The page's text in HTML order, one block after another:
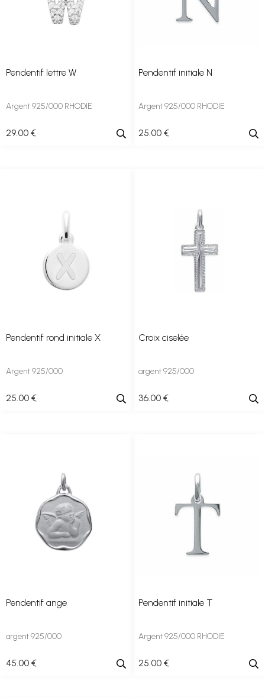
Pendentif lettre W
Argent 925/000 RHODIE
29.00 €
Pendentif initiale N
Argent 925/000 RHODIE
25 .00 €
Pendentif rond initiale X
Argent 925/000
25 .00 €
Croix ciselée
argent 925/000
36.00 €
Pendentif ange
argent 925/000
45 .00 €
Pendentif initiale T
Argent 925/000 RHODIE
25 .00 €